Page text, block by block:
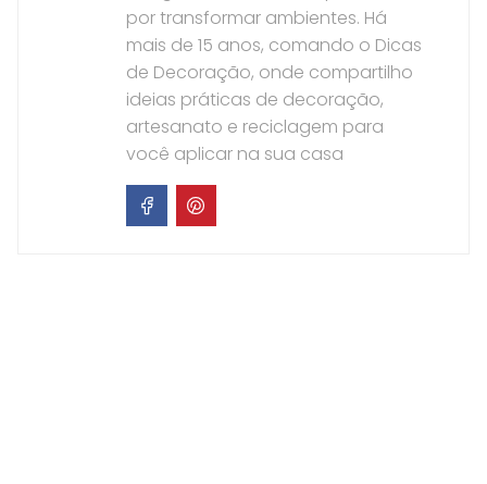
por transformar ambientes. Há
mais de 15 anos, comando o Dicas
de Decoração, onde compartilho
ideias práticas de decoração,
artesanato e reciclagem para
você aplicar na sua casa